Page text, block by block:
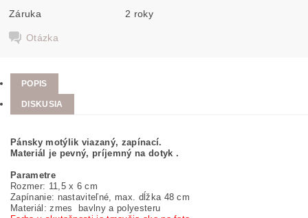
Záruka 2 roky
Otázka
POPIS
DISKUSIA
Pánsky motýlik viazaný, zapínací.
Materiál je pevný, príjemný na dotyk .
Parametre
Rozmer: 11,5 x 6 cm
Zapínanie: nastaviteľné, max. dĺžka 48 cm
Materiál: zmes bavlny a polyesteru